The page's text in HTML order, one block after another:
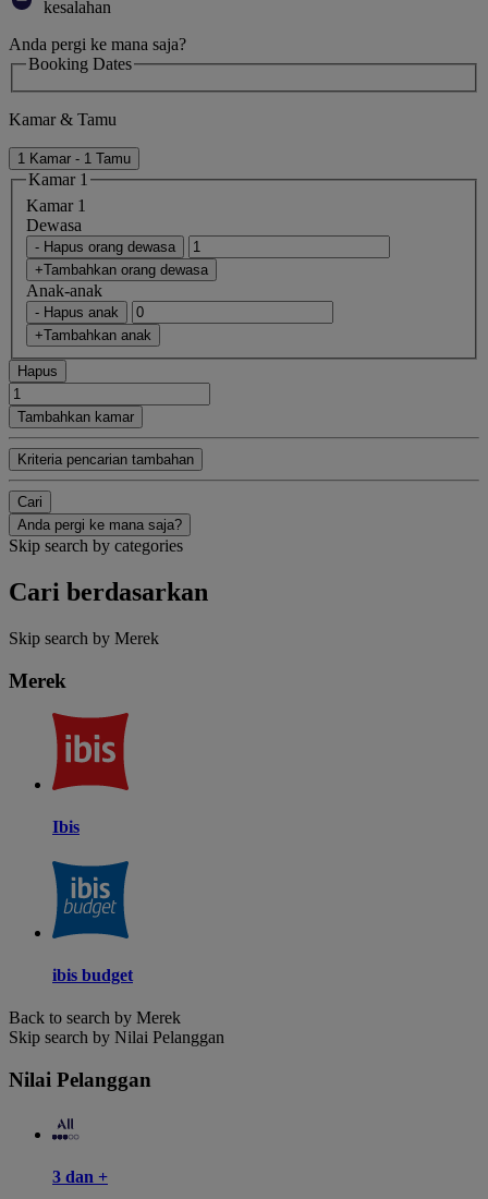
kesalahan
Anda pergi ke mana saja?
Booking Dates
Kamar & Tamu
1 Kamar - 1 Tamu
Kamar 1
Kamar 1
Dewasa
- Hapus orang dewasa
+Tambahkan orang dewasa
Anak-anak
- Hapus anak
+Tambahkan anak
Hapus
Tambahkan kamar
Kriteria pencarian tambahan
Cari
Anda pergi ke mana saja?
Skip search by categories
Cari berdasarkan
Skip search by Merek
Merek
Ibis
ibis budget
Back to search by Merek
Skip search by Nilai Pelanggan
Nilai Pelanggan
3 dan +